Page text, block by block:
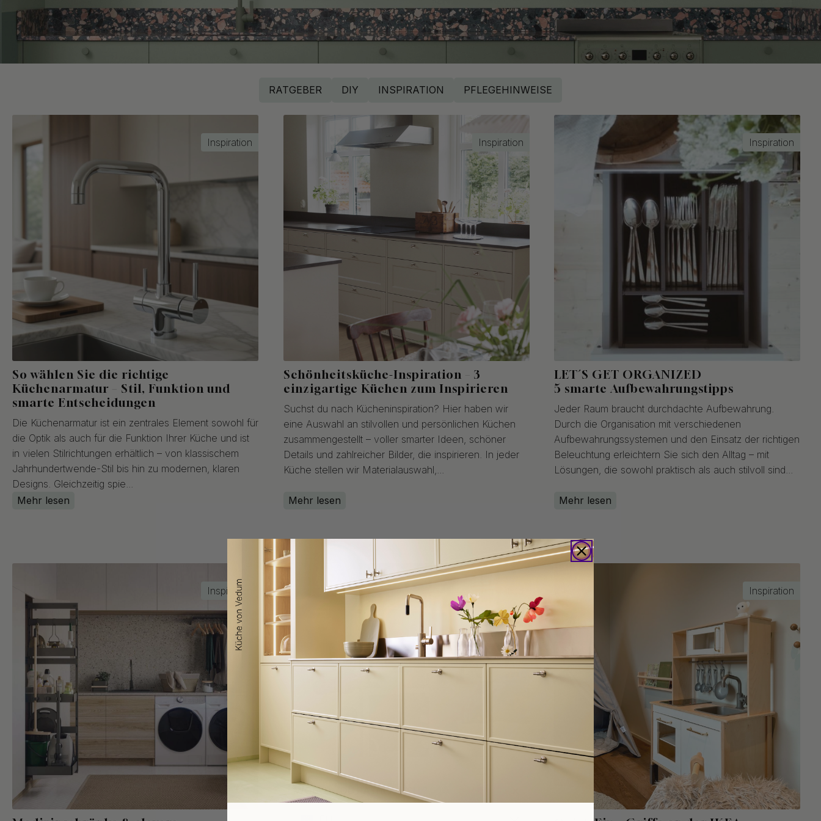
RATGEBER DIY INSPIRATION PFLEGEHINWEISE
Inspiration
So wählen Sie die richtige
Küchenarmatur – Stil, Funktion und
smarte Entscheidungen
Die Küchenarmatur ist ein zentrales Element sowohl für
die Optik als auch für die Funktion Ihrer Küche und ist
in vielen Stilrichtungen erhältlich – von klassischem
Jahrhundertwende-Stil bis hin zu modernen, klaren
Designs. Gleichzeitig spie...
Mehr lesen
Inspiration
Schönheitsküche-Inspiration – 3
einzigartige Küchen zum Inspirieren
Suchst du nach Kücheninspiration? Hier haben wir
eine Auswahl an stilvollen und persönlichen Küchen
zusammengestellt – voller smarter Ideen, schöner
Details und zahlreicher Bilder, die inspirieren. In jeder
Küche stellen wir Materialauswahl,...
Mehr lesen
Inspiration
LET´S GET ORGANIZED
5 smarte Aufbewahrungstipps
Jeder Raum braucht durchdachte Aufbewahrung.
Durch die Organisation mit verschiedenen
Aufbewahrungssystemen und den Einsatz der richtigen
Beleuchtung erleichtern Sie sich den Alltag – mit
Lösungen, die sowohl praktisch als auch stilvoll sind...
Mehr lesen
Inspiration Inspiration Inspiration
WOULD YOU RATHER VISIT?